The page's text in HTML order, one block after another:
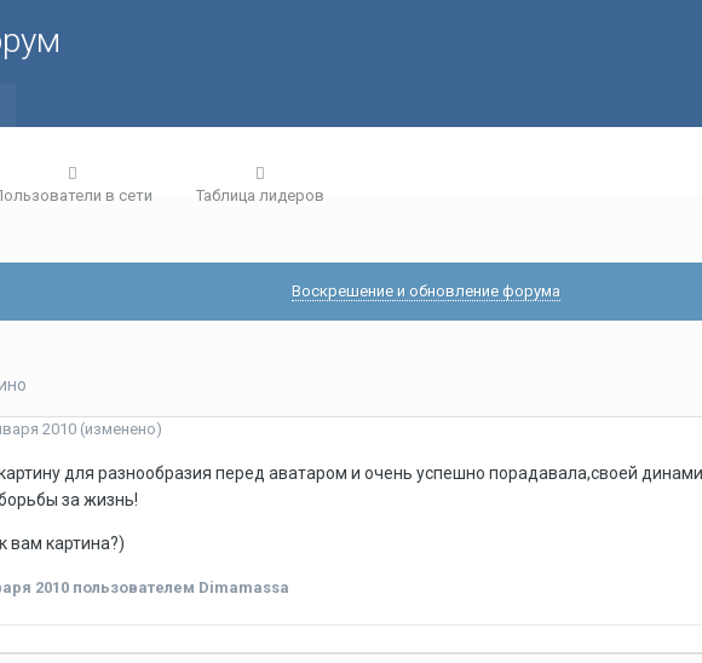
в сети Таблица лидеров
Воскрешение и обновление форума
2010 (изменено)
для разнообразия перед аватаром и очень успешно порадавала,своей
за жизнь!
вам картина?)
2010 пользователем Dimamassa